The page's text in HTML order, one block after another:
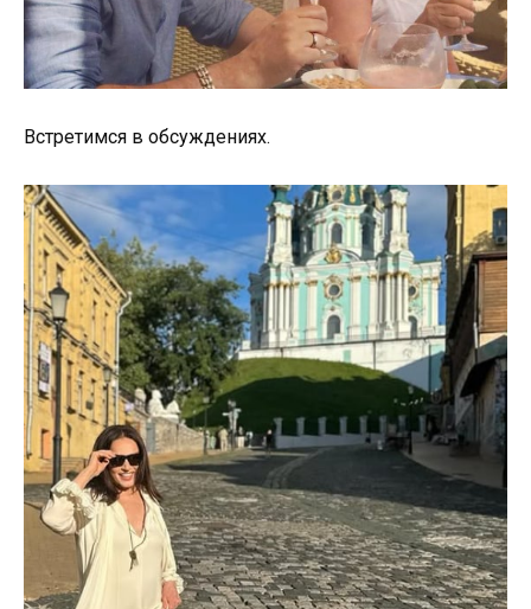
Встретимся в обсуждениях.